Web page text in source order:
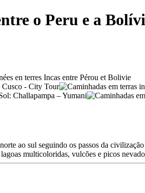
o Peru e a
ao sul seguindo os passos da
multicoloridas, vulcões e picos